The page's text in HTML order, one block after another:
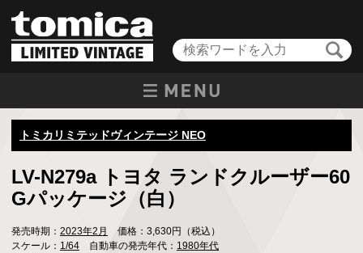
トミカリミテッドヴィンテージ NEO
LV-N279a トヨタ ランドクルーザー60
Gパッケージ（白）
発売時期： 2023年2月
価格：3,630円（税込）
スケール： 1/64 自動車の発売年代： 1980年代